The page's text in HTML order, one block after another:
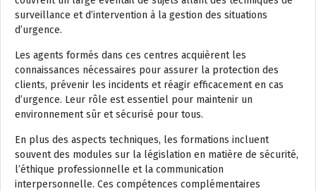
surveillance et d’intervention à la gestion des situations
d’urgence.
Les agents formés dans ces centres acquièrent les
connaissances nécessaires pour assurer la protection des
clients, prévenir les incidents et réagir efficacement en cas
d’urgence. Leur rôle est essentiel pour maintenir un
environnement sûr et sécurisé pour tous.
En plus des aspects techniques, les formations incluent
souvent des modules sur la législation en matière de sécurité,
l’éthique professionnelle et la communication
interpersonnelle. Ces compétences complémentaires